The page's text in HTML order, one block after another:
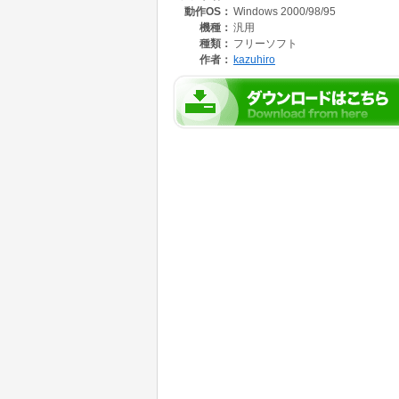
パソコンのやり過ぎや、不正アクセスの防止
動作OS： Windows 2000/98/95
機種： 汎用
種類： フリーソフト
作者： kazuhiro